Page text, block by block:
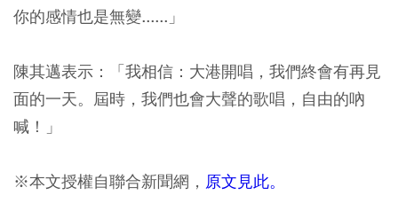
你的感情也是無變......」
陳其邁表示：「我相信：大港開唱，我們終會有再見
面的一天。屆時，我們也會大聲的歌唱，自由的吶
喊！」
※本文授權自聯合新聞網， 原文見此。